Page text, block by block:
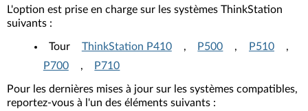
L'option est prise en charge sur les systèmes ThinkStation
suivants :
Tour ThinkStation P410 , P500 , P510
,
P700
, P710
Pour les dernières mises à jour sur les systèmes compatibles,
reportez-vous à l'un des éléments suivants :